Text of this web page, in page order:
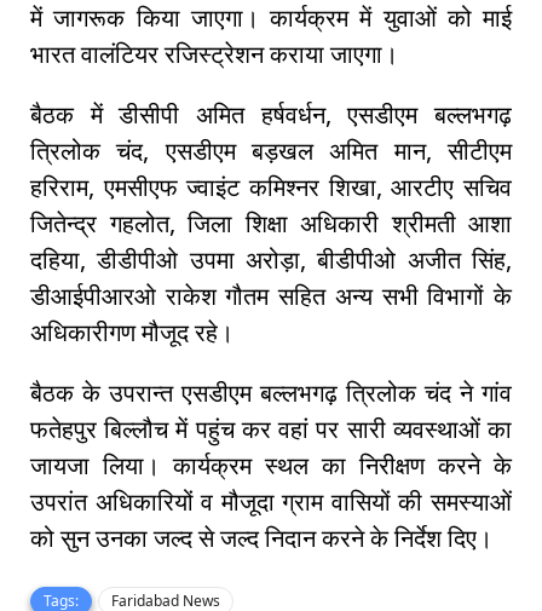
में जागरूक किया जाएगा। कार्यक्रम में युवाओं को माई
भारत वालंटियर रजिस्ट्रेशन कराया जाएगा।
बैठक में डीसीपी अमित हर्षवर्धन, एसडीएम बल्लभगढ़
त्रिलोक चंद, एसडीएम बड़खल अमित मान, सीटीएम
हरिराम, एमसीएफ ज्वाइंट कमिश्नर शिखा, आरटीए सचिव
जितेन्द्र गहलोत, जिला शिक्षा अधिकारी श्रीमती आशा
दहिया, डीडीपीओ उपमा अरोड़ा, बीडीपीओ अजीत सिंह,
डीआईपीआरओ राकेश गौतम सहित अन्य सभी विभागों के
अधिकारीगण मौजूद रहे।
बैठक के उपरान्त एसडीएम बल्लभगढ़ त्रिलोक चंद ने गांव
फतेहपुर बिल्लौच में पहुंच कर वहां पर सारी व्यवस्थाओं का
जायजा लिया। कार्यक्रम स्थल का निरीक्षण करने के
उपरांत अधिकारियों व मौजूदा ग्राम वासियों की समस्याओं
को सुन उनका जल्द से जल्द निदान करने के निर्देश दिए।
Tags: Faridabad News